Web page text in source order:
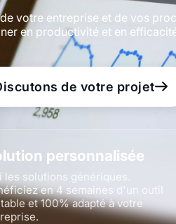
votre entreprise et de vos
en productivité et en
de votre projet
personnalisée
les solutions génériques.
en 4 semaines d'un outil
et 100% adapté à votre